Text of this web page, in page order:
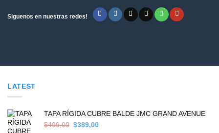
Siguenos en nuestras redes!
LATEST
TAPA RÍGIDA CUBRE BALDE JMC GRAND AVENUE
$499,00 Original
$389,00Current